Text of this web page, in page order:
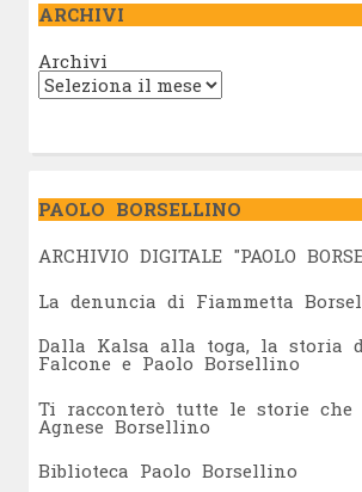
ARCHIVI
Archivi
PAOLO BORSELLINO
ARCHIVIO DIGITALE "PAOLO
La denuncia di Fiammetta
Dalla Kalsa alla toga, la storia
Falcone e Paolo Borsellino
Ti racconterò tutte le storie che
Agnese Borsellino
Biblioteca Paolo Borsellino